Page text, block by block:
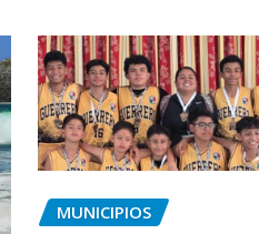
MUNICIPIOS